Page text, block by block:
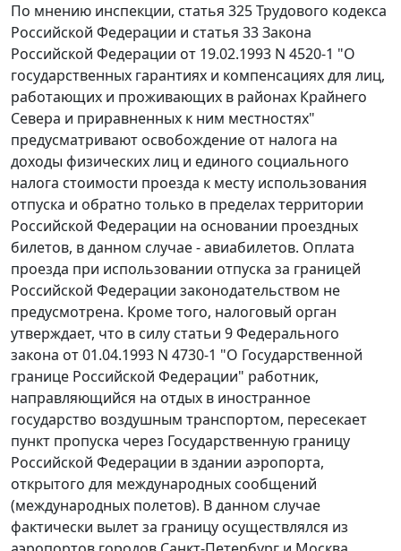
По мнению инспекции, статья 325Трудового кодекса
Российской Федерации и статья 33Закона
Российской Федерации от 19.02.1993 N 4520-1 "О
государственных гарантиях и компенсациях для лиц,
работающих и проживающих в районах Крайнего
Севера и приравненных к ним местностях"
предусматривают освобождение от налога на
доходы физических лиц и единого социального
налога стоимости проезда к месту использования
отпуска и обратно только в пределах территории
Российской Федерации на основании проездных
билетов, в данном случае - авиабилетов. Оплата
проезда при использовании отпуска за границей
Российской Федерации законодательством не
предусмотрена. Кроме того, налоговый орган
утверждает, что в силу статьи 9Федерального
закона от 01.04.1993 N 4730-1 "О Государственной
границе Российской Федерации" работник,
направляющийся на отдых в иностранное
государство воздушным транспортом, пересекает
пункт пропуска через Государственную границу
Российской Федерации в здании аэропорта,
открытого для международных сообщений
(международных полетов). В данном случае
фактически вылет за границу осуществлялся из